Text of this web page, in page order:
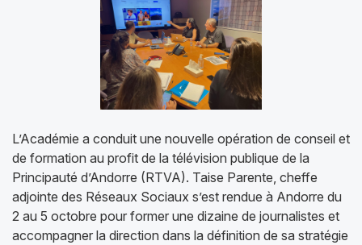
Résumé
L’Académie a conduit une nouvelle opération de conseil et
de formation au profit de la télévision publique de la
Principauté d’Andorre (RTVA). Taise Parente, cheffe
adjointe des Réseaux Sociaux s’est rendue à Andorre du
2 au 5 octobre pour former une dizaine de journalistes et
accompagner la direction dans la définition de sa stratégie